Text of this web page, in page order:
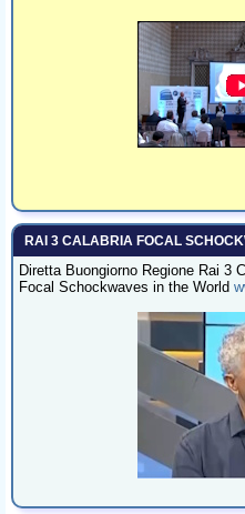
RAI 3 CALABRIA FOCAL
Diretta Buongiorno Regione Rai 3
Focal Schockwaves in the World